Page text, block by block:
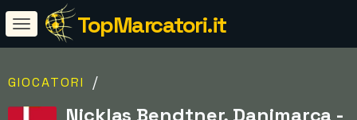
TopMarcatori.it
GIOCATORI /
Nicklas Bendtner, Danimarca -